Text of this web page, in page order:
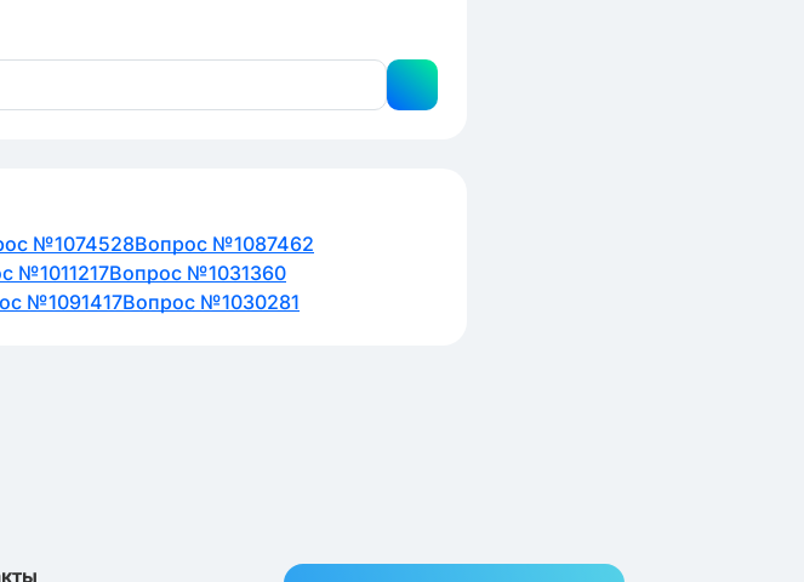
№1074528Вопрос №1087462
№1011217Вопрос №1031360
№1091417Вопрос №1030281